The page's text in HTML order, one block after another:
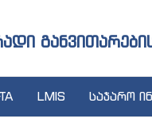
LMIS საჯარო